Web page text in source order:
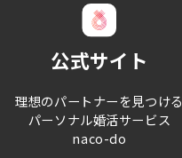
公式サイト
理想のパートナーを見つける
パーソナル婚活サービス
naco-do